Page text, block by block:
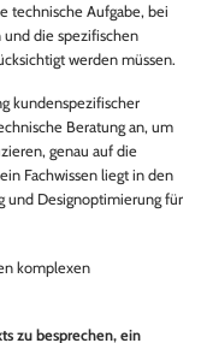
technische Aufgabe, bei
und die spezifischen
werden müssen.
kundenspezifischer
Beratung an, um
genau auf die
Fachwissen liegt in den
und Designoptimierung für
komplexen
zu besprechen, ein